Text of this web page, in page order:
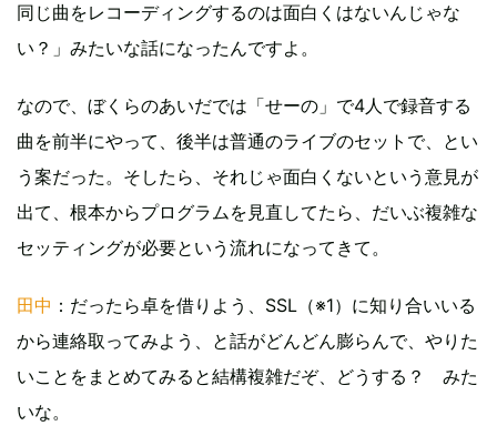
同じ曲をレコーディングするのは面白くはないんじゃな
い？」みたいな話になったんですよ。
なので、ぼくらのあいだでは「せーの」で4人で録音する
曲を前半にやって、後半は普通のライブのセットで、とい
う案だった。そしたら、それじゃ面白くないという意見が
出て、根本からプログラムを見直してたら、だいぶ複雑な
セッティングが必要という流れになってきて。
田中 ：だったら卓を借りよう、SSL（※1）に知り合いいる
から連絡取ってみよう、と話がどんどん膨らんで、やりた
いことをまとめてみると結構複雑だぞ、どうする？ みた
いな。